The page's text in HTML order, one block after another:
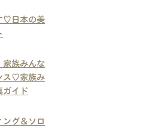
♡日本の美
家族みんな
ス♡家族み
ガイド
ング＆ソロ